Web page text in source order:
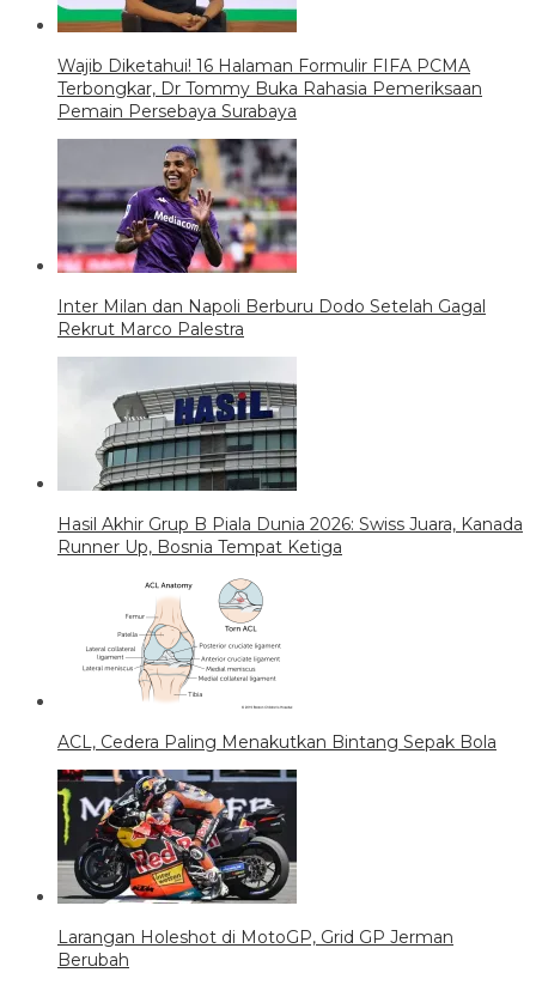
Wajib Diketahui! 16 Halaman Formulir FIFA PCMA
Terbongkar, Dr Tommy Buka Rahasia Pemeriksaan
Pemain Persebaya Surabaya
Inter Milan dan Napoli Berburu Dodo Setelah Gagal
Rekrut Marco Palestra
Hasil Akhir Grup B Piala Dunia 2026: Swiss Juara, Kanada
Runner Up, Bosnia Tempat Ketiga
ACL, Cedera Paling Menakutkan Bintang Sepak Bola
Larangan Holeshot di MotoGP, Grid GP Jerman
Berubah